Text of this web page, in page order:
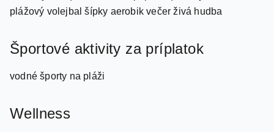
plážový volejbal šípky aerobik večer živá hudba
Športové aktivity za príplatok
vodné športy na pláži
Wellness